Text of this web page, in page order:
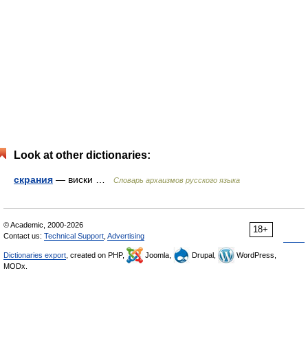
Look at other dictionaries:
скрания — виски … Cловарь архаизмов русского языка
18+
© Academic, 2000-2026
Contact us: Technical Support Advertising
Dictionaries export , created on PHP, Joomla, Drupal,
WordPress,
MODx.